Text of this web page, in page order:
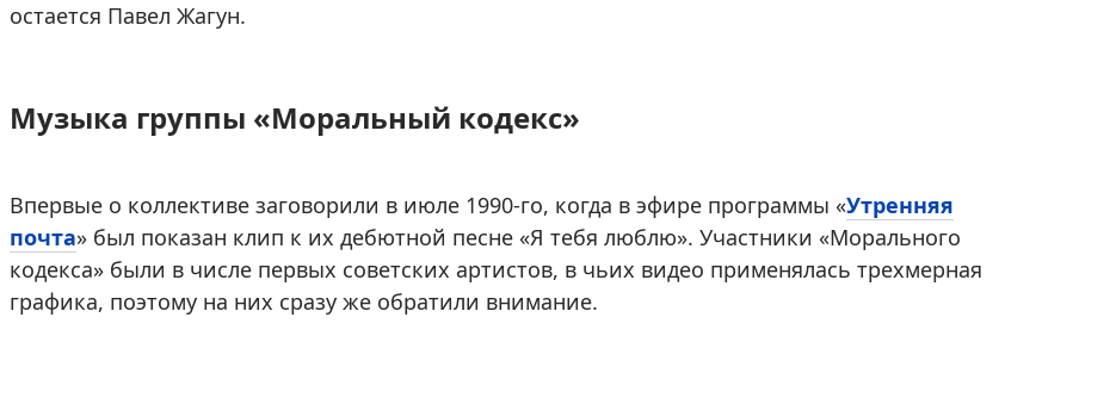
остается Павел Жагун.
Музыка группы «Моральный кодекс»
Впервые о коллективе заговорили в июле 1990-го, когда в эфире программы «Утренняя
почта» был показан клип к их дебютной песне «Я тебя люблю». Участники «Морального
кодекса» были в числе первых советских артистов, в чьих видео применялась трехмерная
графика, поэтому на них сразу же обратили внимание.